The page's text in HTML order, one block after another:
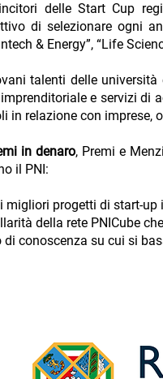
delle Start Cup
di selezionare ogni
& Energy”, “Life
talenti delle
e servizi di
in relazione con imprese,
in denaro, Premi e
il PNI:
migliori progetti di start-
della rete PNICube
di conoscenza su cui si